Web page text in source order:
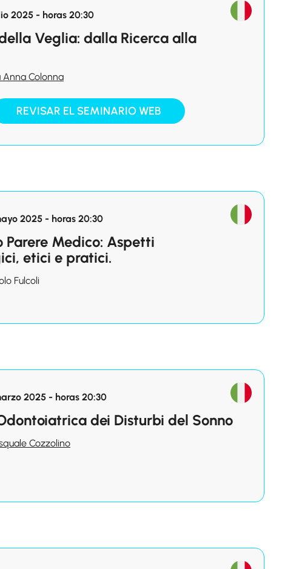
2025 - horas 20:30
Veglia: dalla Ricerca alla
Anna Colonna
REVISAR EL SEMINARIO WEB
2025 - horas 20:30
Parere Medico: Aspetti
etici e pratici.
Fulcoli
2025 - horas 20:30
dei Disturbi del Sonno
Cozzolino